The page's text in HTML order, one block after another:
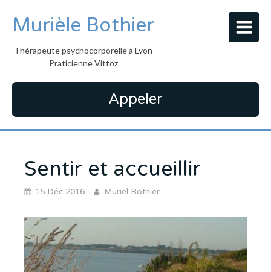
Murièle Bothier
Thérapeute psychocorporelle à Lyon
Praticienne Vittoz
Appeler
Sentir et accueillir
15 Déc 2016 Muriel Bothier